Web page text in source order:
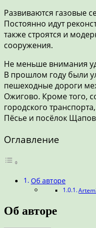
Развиваются газовые
Постоянно идут
также строятся и
сооружения.
Не меньше внимания
В прошлом году были
пешеходные дороги
Ожигово. Кроме того,
городского
Пёсье и посёлок
Оглавление
Об авторе
Об авторе